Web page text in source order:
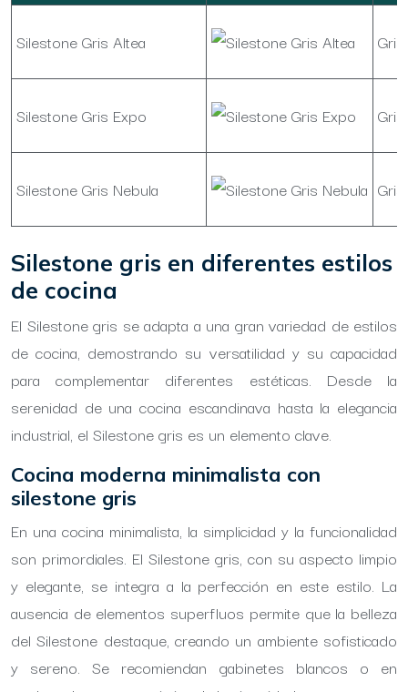
Silestone Gris Altea
Silestone Gris Expo
Silestone Gris Nebula
Silestone gris en diferentes estilos
de cocina
El Silestone gris se adapta a una gran variedad de estilos
de cocina, demostrando su versatilidad y su capacidad
para complementar diferentes estéticas. Desde la
serenidad de una cocina escandinava hasta la elegancia
industrial, el Silestone gris es un elemento clave.
Cocina moderna minimalista con
silestone gris
En una cocina minimalista, la simplicidad y la funcionalidad
son primordiales. El Silestone gris, con su aspecto limpio
y elegante, se integra a la perfección en este estilo. La
ausencia de elementos superfluos permite que la belleza
del Silestone destaque, creando un ambiente sofisticado
y sereno. Se recomiendan gabinetes blancos o en